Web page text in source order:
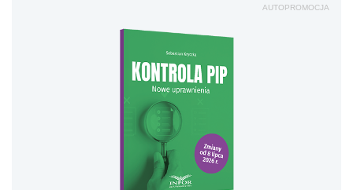
AUTOPROMOCJA